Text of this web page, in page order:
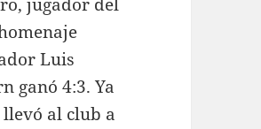
jugador del
Luis
ganó 4:3. Ya
al club a